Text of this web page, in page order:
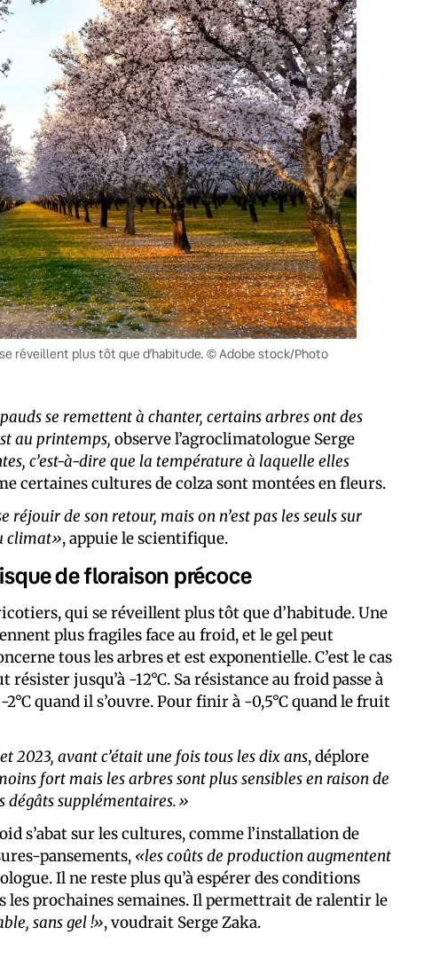
réveillent plus tôt que d’habitude. © Adobe stock/Photo
se remettent à chanter, certains arbres ont des
au printemps, observe l’agroclimatologue Serge
c’est-à-dire que la température à laquelle elles
certaines cultures de colza sont montées en fleurs.
réjouir de son retour, mais on n’est pas les seuls sur
climat», appuie le scientifique.
de floraison précoce
qui se réveillent plus tôt que d’habitude. Une
plus fragiles face au froid, et le gel peut
tous les arbres et est exponentielle. C’est le cas
jusqu’à -12°C. Sa résistance au froid passe à
2°C quand il s’ouvre. Pour finir à -0,5°C quand le fruit
2023, avant c’était une fois tous les dix ans, déplore
fort mais les arbres sont plus sensibles en raison de
dégâts supplémentaires.»
s’abat sur les cultures, comme l’installation de
pansements, «les coûts de production augmentent
Il ne reste plus qu’à espérer des conditions
prochaines semaines. Il permettrait de ralentir le
sans gel !», voudrait Serge Zaka.